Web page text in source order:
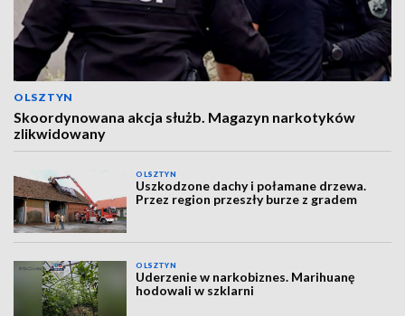
OLSZTYN
Skoordynowana akcja służb. Magazyn narkotyków
zlikwidowany
OLSZTYN
Uszkodzone dachy i połamane drzewa.
Przez region przeszły burze z gradem
OLSZTYN
Uderzenie w narkobiznes. Marihuanę
hodowali w szklarni